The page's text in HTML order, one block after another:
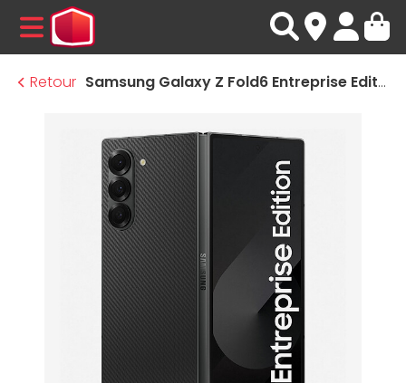
MENU
Retour
Samsung Galaxy Z Fold6 Entreprise Edition (Noir) - 256 Go - 12 Go